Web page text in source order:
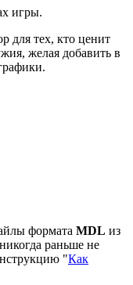
игры.
для тех, кто ценит
желая добавить в
формата MDL из
раньше не
"Как